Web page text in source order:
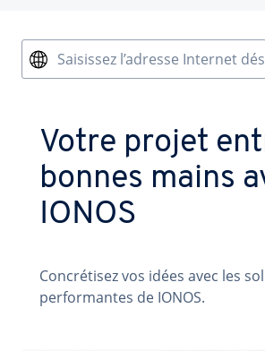
Saisissez l’adresse Internet
Votre projet
bonnes mains
IONOS
Concrétisez vos idées avec les
performantes de IONOS.